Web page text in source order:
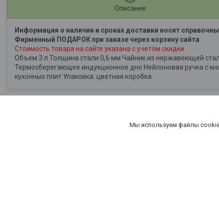
Описание
Информация о наличии и сроках доставки носит
Фирменный ПОДАРОК при заказе через корзину сайта
Стоимость товара на сайте указана с учетом скидки.
Объем 3 л Толщина стали 0,6 мм Чайник из нержавеющей
Термосберегающее индукционное дно Нейлоновая ручка с
кухонных плит Упаковка: цветная коробка
Мы используем файлы